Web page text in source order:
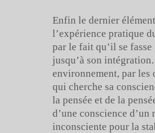
Enfin le dernier
l’expérience pratique
par le fait qu’il se
jusqu’à son
environnement, par les
qui cherche sa
la pensée et de la
d’une conscience
inconsciente pour la